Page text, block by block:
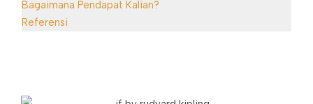
Bagaimana Pendapat Kalian?
Referensi